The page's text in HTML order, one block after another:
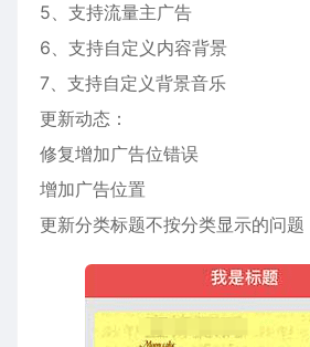
5、支持流量主广告
6、支持自定义内容背景
7、支持自定义背景音乐
更新动态：
修复增加广告位错误
增加广告位置
更新分类标题不按分类显示的问题